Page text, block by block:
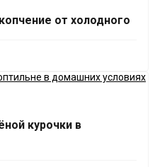
от холодного
курочки в